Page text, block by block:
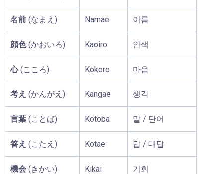
名前 (なまえ) Namae 이름
顔色(かおいろ) Kaoiro 안색
心(こころ) Kokoro 마음
考え (かんがえ) Kangae 생각
言葉 (ことば) Kotoba 말 / 단어
答え (こたえ) Kotae 답 / 대답
機会 (きかい) Kikai 기회